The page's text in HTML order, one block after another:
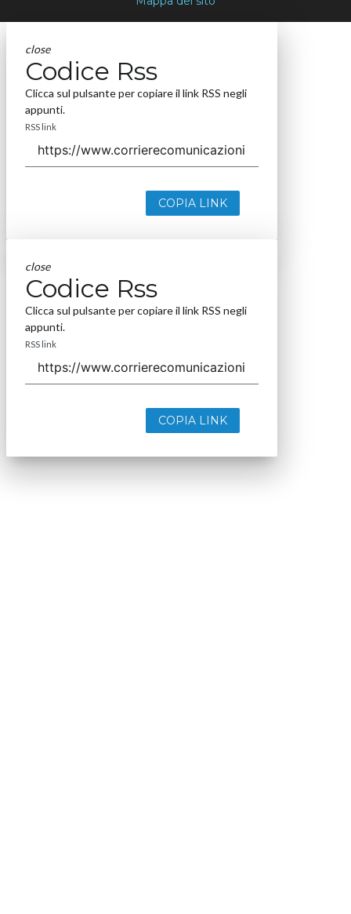
close
Codice Rss
Clicca sul pulsante per copiare il link RSS negli
appunti.
RSS link
COPIA LINK
close
Codice Rss
Clicca sul pulsante per copiare il link RSS negli
appunti.
RSS link
COPIA LINK